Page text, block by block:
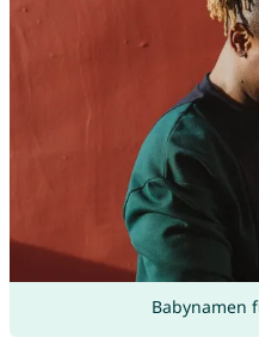
Babynamen